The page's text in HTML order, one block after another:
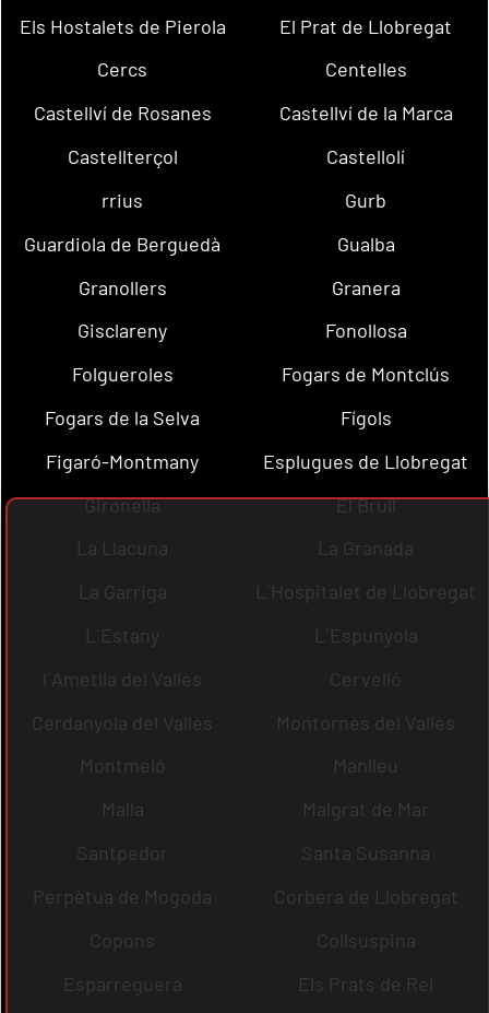
Els Hostalets de Pierola
El Prat de Llobregat
Cercs
Centelles
Castellví de Rosanes
Castellví de la Marca
Castellterçol
Castellolí
rrius
Gurb
Guardiola de Berguedà
Gualba
Granollers
Granera
Gisclareny
Fonollosa
Folgueroles
Fogars de Montclús
Fogars de la Selva
Fígols
Figaró-Montmany
Esplugues de Llobregat
Gironella
El Brull
La Llacuna
La Granada
La Garriga
L´Hospitalet de Llobregat
L´Estany
L´Espunyola
l´Ametlla del Vallès
Cervelló
Cerdanyola del Vallès
Montornès del Vallès
Montmeló
Manlleu
Malla
Malgrat de Mar
Santpedor
Santa Susanna
Perpètua de Mogoda
Corbera de Llobregat
Copons
Collsuspina
Esparreguera
Els Prats de Rei